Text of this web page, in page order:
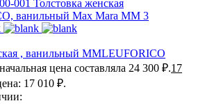
, ванильный MMLEUFORICO
цена составляла 24 300 ₽.17
17 010 ₽.